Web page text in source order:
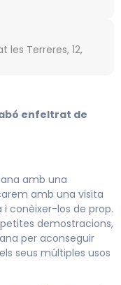
les Terreres, 12,
enfeltrat de
amb una
amb una visita
i conèixer-los de prop.
demostracions,
per aconseguir
seus múltiples usos